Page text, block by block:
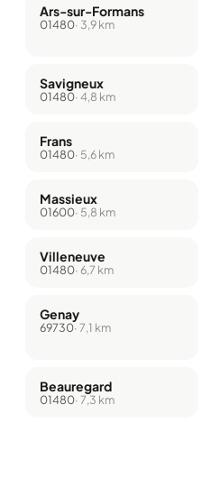
Ars-sur-Formans
01480· 3,9 km
Savigneux
01480· 4,8 km
Frans
01480· 5,6 km
Massieux
01600· 5,8 km
Villeneuve
01480· 6,7 km
Genay
69730· 7,1 km
Beauregard
01480· 7,3 km